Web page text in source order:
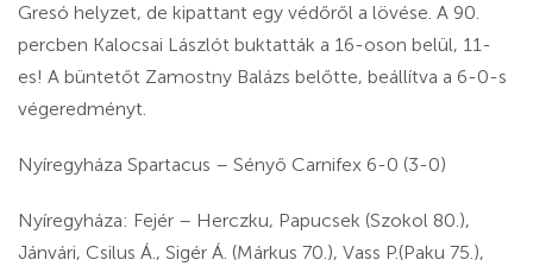
Gresó helyzet, de kipattant egy védőről a lövése. A 90.
percben Kalocsai Lászlót buktatták a 16-oson belül, 11-
es! A büntetőt Zamostny Balázs belőtte, beállítva a 6-0-s
végeredményt.
Nyíregyháza Spartacus – Sényő Carnifex 6-0 (3-0)
Nyíregyháza: Fejér – Herczku, Papucsek (Szokol 80.),
Jánvári, Csilus Á., Sigér Á. (Márkus 70.), Vass P.(Paku 75.),